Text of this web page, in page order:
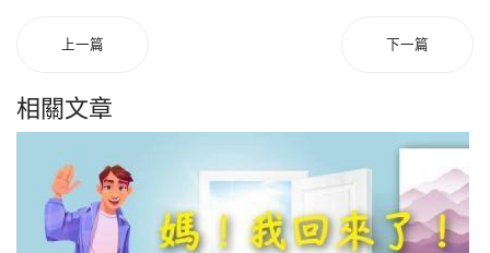
上一篇 下一篇
相關文章